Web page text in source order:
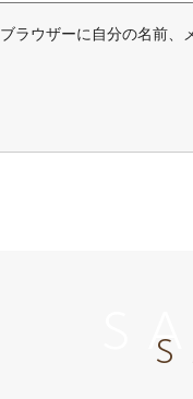
ラウザーに自分の名前、